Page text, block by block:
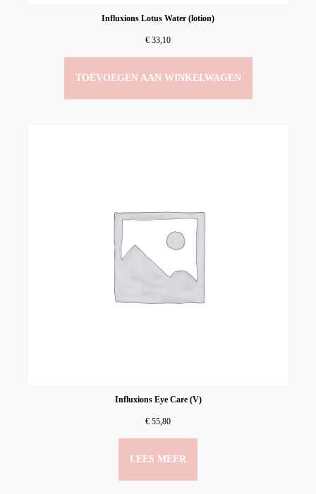
Influxions Lotus Water (lotion)
€ 33,10
TOEVOEGEN AAN WINKELWAGEN
Influxions Eye Care (V)
€ 55,80
LEES MEER